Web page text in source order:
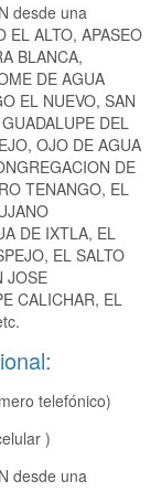
desde una
EL ALTO, APASEO
BLANCA,
DE AGUA
EL NUEVO, SAN
DEL
OJO DE AGUA
DE
TENANGO, EL
DE IXTLA, EL
EL SALTO
JOSE
CALICHAR, EL
telefónico)
)
desde una